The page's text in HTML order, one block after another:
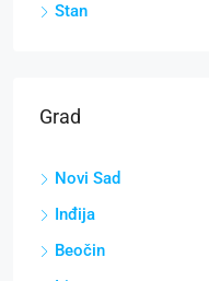
Stan
Grad
Novi Sad
Inđija
Beočin